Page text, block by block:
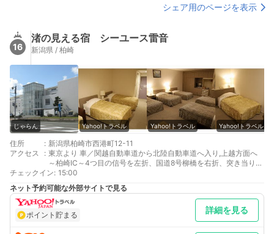
シェア用のページを表示
16
渚の見える宿 シーユース雷音
新潟県 / 柏崎
じゃらん Yahoo!トラベル Yahoo!トラベル Yahoo!トラベル
住所 : 新潟県柏崎市西港町12-11
アクセス
: 東京より 車／関越自動車道から北陸自動車道へ入り,上越方面へ
～柏崎IC～4つ目の信号を左折、国道8号柳橋を右折、突き当りを
左折してすぐ 車以外／JR上越新幹線長岡駅乗換、信越本線柏崎
駅下車、徒歩20分
最寄り駅１ 柏崎
補足 車／冬季は関越道チェーン規制あり駐車場は玄関前約10台と
海に向かって右側大Ｐ有り 車以外／JR柏崎駅よりタクシー7分
循環バスかざぐるま10分～13分
チェックイン: 15:00
ネット予約可能な外部サイトで見る
ポイント貯まる 詳細を見る